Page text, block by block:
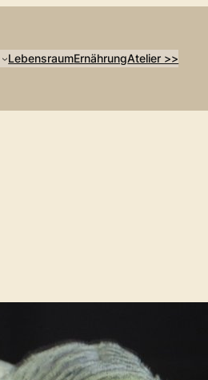
LebensraumErnährungAtelier >>